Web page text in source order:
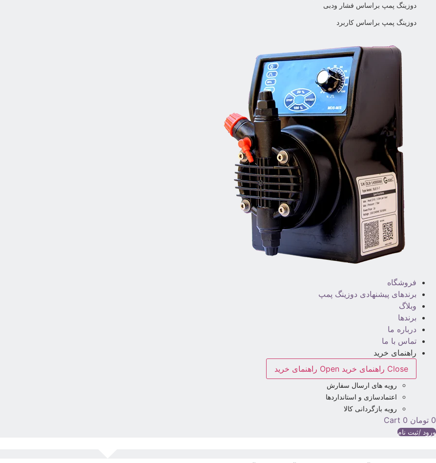
دوزینگ پمپ براساس فشار ودبی
دوزینگ پمپ براساس کاربرد
فروشگاه
برندهای پیشنهادی دوزینگ پمپ
وبلاگ
برندها
درباره ما
تماس با ما
راهنمای خرید
Close راهنمای خرید
Open راهنمای خرید
رویه های ارسال سفارش
اعتمادسازی و استانداردها
رویه بازگردانی کالا
0 تومان 0
Cart
ورود /ثبت نام